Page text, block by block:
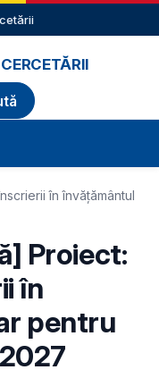
în învăţământul
Proiect:
în
pentru